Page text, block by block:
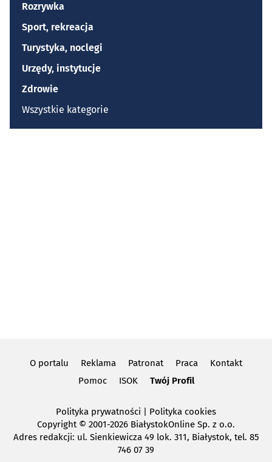
Rozrywka
Sport, rekreacja
Turystyka, noclegi
Urzędy, instytucje
Zdrowie
Wszystkie kategorie
O portalu Reklama Patronat Praca
Kontakt
Pomoc
ISOK Twój Profil
Polityka prywatności | Polityka cookies
Copyright© 2001-2026 BiałystokOnline Sp. z o.o.
Adres redakcji: ul. Sienkiewicza 49 lok. 311, Białystok, tel. 85
746 07 39